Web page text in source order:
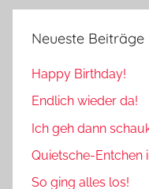
Neueste Beiträge
Happy Birthday!
Endlich wieder da!
Ich geh dann
Quietsche-Entchen
So ging alles los!